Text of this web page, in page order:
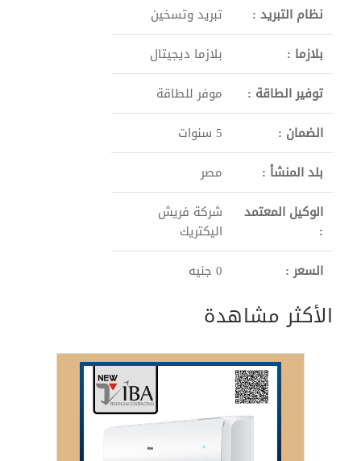
نظام التبريد :
تبريد وتسخين
بلازما :
بلازما ديجيتال
توفير الطاقة :
موفر للطاقة
الضمان :
5 سنوات
بلد المنشأ :
مصر
الوكيل المعتمد
:
شركة فريش
اليكتريك
السعر :
0 جنيه
الأكثر مشاهدة